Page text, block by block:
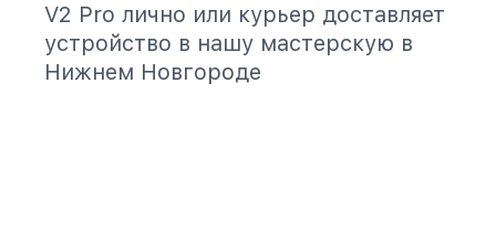
V2 Pro лично или курьер доставляет
устройство в нашу мастерскую в
Нижнем Новгороде